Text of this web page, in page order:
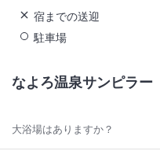
宿までの送迎
駐車場
なよろ温泉サンピラー
大浴場はありますか？